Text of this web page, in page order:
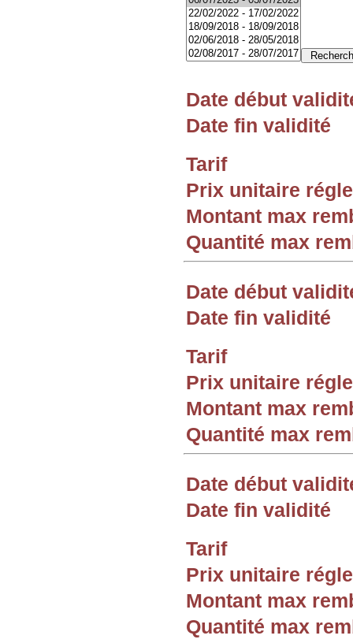
Date début
Date fin validité
Tarif
Prix unitaire
Montant max
Quantité max
Date début
Date fin validité
Tarif
Prix unitaire
Montant max
Quantité max
Date début
Date fin validité
Tarif
Prix unitaire
Montant max
Quantité max